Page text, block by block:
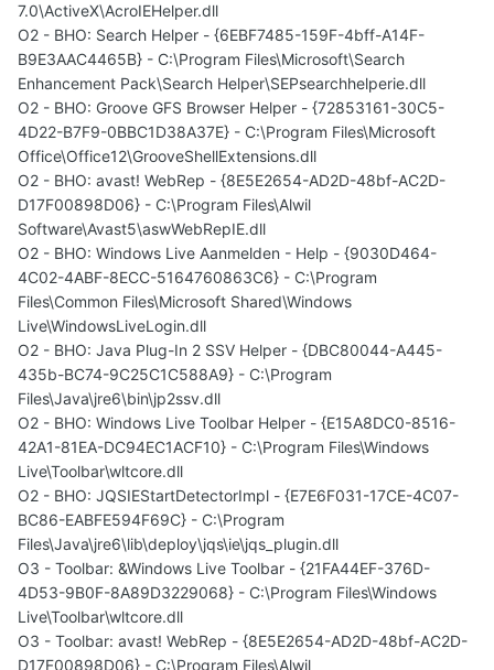
7.0\ActiveX\AcroIEHelper.dll
O2 - BHO: Search Helper - {6EBF7485-159F-4bff-A14F-
B9E3AAC4465B} - C:\Program Files\Microsoft\Search
Enhancement Pack\Search Helper\SEPsearchhelperie.dll
O2 - BHO: Groove GFS Browser Helper - {72853161-30C5-
4D22-B7F9-0BBC1D38A37E} - C:\Program Files\Microsoft
Office\Office12\GrooveShellExtensions.dll
O2 - BHO: avast! WebRep - {8E5E2654-AD2D-48bf-AC2D-
D17F00898D06} - C:\Program Files\Alwil
Software\Avast5\aswWebRepIE.dll
O2 - BHO: Windows Live Aanmelden - Help - {9030D464-
4C02-4ABF-8ECC-5164760863C6} - C:\Program
Files\Common Files\Microsoft Shared\Windows
Live\WindowsLiveLogin.dll
O2 - BHO: Java Plug-In 2 SSV Helper - {DBC80044-A445-
435b-BC74-9C25C1C588A9} - C:\Program
Files\Java\jre6\bin\jp2ssv.dll
O2 - BHO: Windows Live Toolbar Helper - {E15A8DC0-8516-
42A1-81EA-DC94EC1ACF10} - C:\Program Files\Windows
Live\Toolbar\wltcore.dll
O2 - BHO: JQSIEStartDetectorImpl - {E7E6F031-17CE-4C07-
BC86-EABFE594F69C} - C:\Program
Files\Java\jre6\lib\deploy\jqs\ie\jqs_plugin.dll
O3 - Toolbar: &Windows Live Toolbar - {21FA44EF-376D-
4D53-9B0F-8A89D3229068} - C:\Program Files\Windows
Live\Toolbar\wltcore.dll
O3 - Toolbar: avast! WebRep - {8E5E2654-AD2D-48bf-AC2D-
D17F00898D06} - C:\Program Files\Alwil